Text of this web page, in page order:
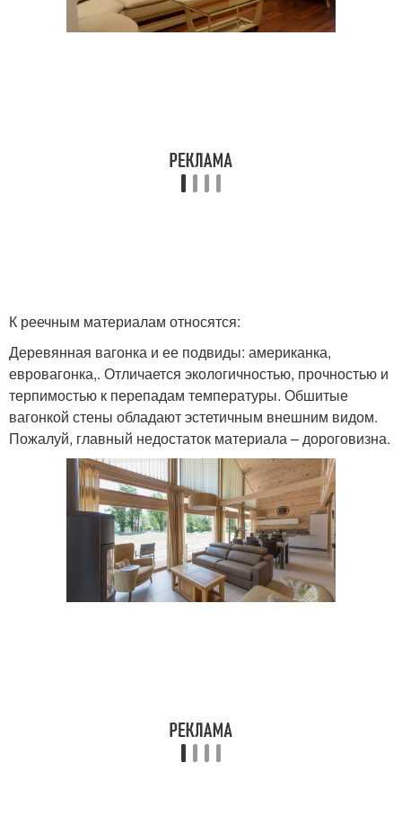
К реечным материалам относятся:
Деревянная вагонка и ее подвиды: американка,
евровагонка,. Отличается экологичностью, прочностью и
терпимостью к перепадам температуры. Обшитые
вагонкой стены обладают эстетичным внешним видом.
Пожалуй, главный недостаток материала – дороговизна.